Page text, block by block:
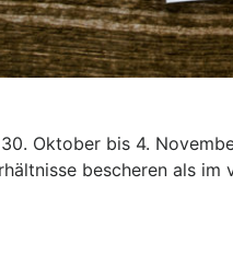
Oktober bis 4.
bescheren als